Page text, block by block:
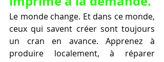
Le monde change. Et dans ce monde,
ceux qui savent créer sont toujours
un cran en avance. Apprenez à
produire localement, à réparer